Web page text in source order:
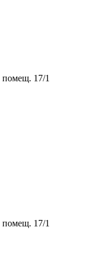
помещ. 17/1
помещ. 17/1